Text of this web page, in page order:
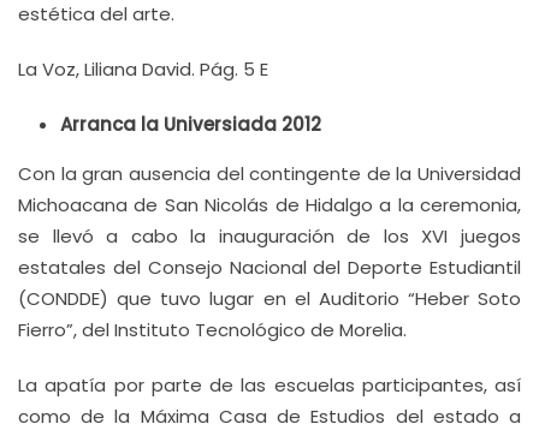
estética del arte.
La Voz, Liliana David. Pág. 5 E
Arranca la Universiada 2012
Con la gran ausencia del contingente de la Universidad
Michoacana de San Nicolás de Hidalgo a la ceremonia,
se llevó a cabo la inauguración de los XVI juegos
estatales del Consejo Nacional del Deporte Estudiantil
(CONDDE) que tuvo lugar en el Auditorio “Heber Soto
Fierro”, del Instituto Tecnológico de Morelia.
La apatía por parte de las escuelas participantes, así
como de la Máxima Casa de Estudios del estado a